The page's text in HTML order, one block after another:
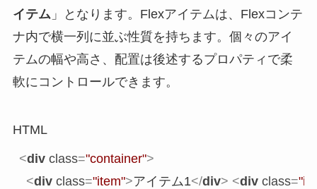
イテム」となります。Flexアイテムは、Flexコンテ
ナ内で横一列に並ぶ性質を持ちます。個々のアイ
テムの幅や高さ、配置は後述するプロパティで柔
軟にコントロールできます。
HTML
<div class="container">
<div class="item">アイテム1</div> <div class=